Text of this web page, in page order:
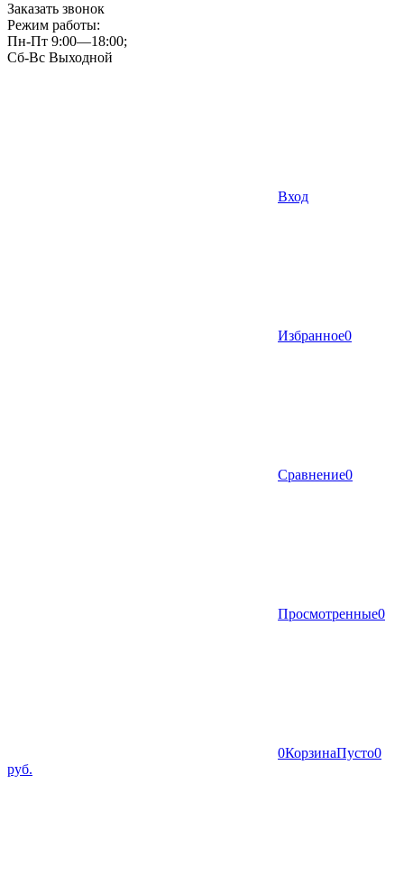
Заказать звонок
Режим работы:
Пн-Пт 9:00—18:00;
Сб-Вс Выходной
Вход
Избранное0
Сравнение0
Просмотренные0
0КорзинаПусто0
руб.